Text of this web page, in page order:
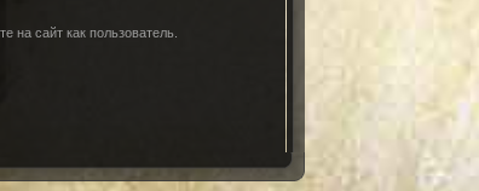
на сайт как пользователь.